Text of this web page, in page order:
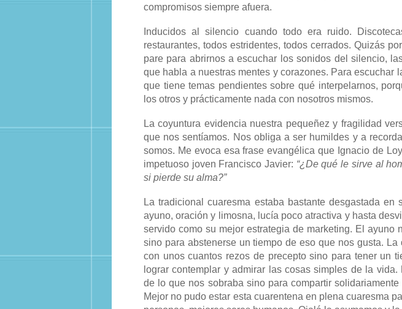
compromisos siempre afuera.
Inducidos al silencio cuando todo era ruido.
restaurantes, todos estridentes, todos cerrados. Quizás
pare para abrirnos a escuchar los sonidos del silencio,
que habla a nuestras mentes y corazones. Para escuchar
que tiene temas pendientes sobre qué interpelarnos,
los otros y prácticamente nada con nosotros mismos.
La coyuntura evidencia nuestra pequeñez y fragilidad
que nos sentíamos. Nos obliga a ser humildes y a
somos. Me evoca esa frase evangélica que Ignacio de
impetuoso joven Francisco Javier: “¿De qué le sirve al
si pierde su alma?”
La tradicional cuaresma estaba bastante desgastada en
ayuno, oración y limosna, lucía poco atractiva y hasta
servido como su mejor estrategia de marketing. El ayuno
sino para abstenerse un tiempo de eso que nos gusta.
con unos cuantos rezos de precepto sino para tener un
lograr contemplar y admirar las cosas simples de la
de lo que nos sobraba sino para compartir
Mejor no pudo estar esta cuarentena en plena cuaresma